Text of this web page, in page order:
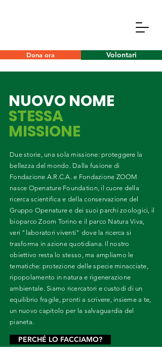
Volontari
Dona ora
NUOVO NOME
STESSA
MISSIONE
Due storie, una sola missione: proteggere la
bellezza del mondo. Dalla fusione di
Fondazione A.R.C.A. e Fondazione ZOOM
nasce Openature Foundation, il cuore della
ricerca scientifica e della conservazione del
Gruppo Openature e dei suoi parchi zoologici, il
bioparco Zoom Torino e il parco Natura Viva,
veri "laboratori viventi" dove la ricerca si
trasforma in azione quotidiana. Il nostro
obiettivo resta lo stesso, ma ampliamo le
tematiche: protezione delle specie minacciate,
ripopolamento in natura e rigenerazione
ambientale. Siamo ricercatori e custodi di un
equilibrio fragile, pronti a scrivere, insieme a te,
un nuovo capitolo per la salvaguardia del
pianeta.
PERCHÉ LO FACCIAMO?